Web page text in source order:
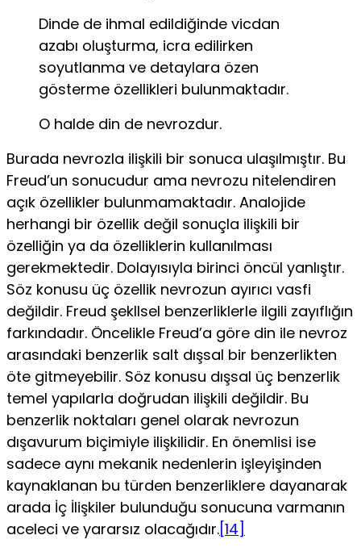
Dinde de ihmal edildiğinde vicdan
azabı oluşturma, icra edilirken
soyutlanma ve detaylara özen
gösterme özellikleri bulunmakta­dır.
O halde din de nevrozdur.
Burada nevrozla ilişkili bir sonuca ulaşılmıştır. Bu
Freud’un sonucudur ama nevrozu nitelendiren
açık özellikler bulunma­maktadır. Analojide
herhangi bir özellik değil sonuçla ilişkili bir
özelliğin ya da özelliklerin kullanılması
gerekmektedir. Do­layısıyla birinci öncül yanlıştır.
Söz konusu üç özellik nevrozun ayırıcı vasfi
değildir. Freud şekllsel benzerliklerle ilgili zayıflı­ğın
farkındadır. Öncelikle Freud’a göre din ile nevroz
arasın­daki benzerlik salt dışsal bir benzerlikten
öte gitmeyebilir. Söz konusu dışsal üç benzerlik
temel yapılarla doğrudan ilişkili değildir. Bu
benzerlik noktaları genel olarak nevrozun
dışavu­rum biçimiyle ilişkilidir. En önemlisi ise
sadece aynı mekanik nedenlerin işleyişinden
kaynaklanan bu türden benzerliklere dayanarak
arada İç İlişkiler bulunduğu sonucuna varmanın
aceleci ve yararsız olacağıdır.[14]